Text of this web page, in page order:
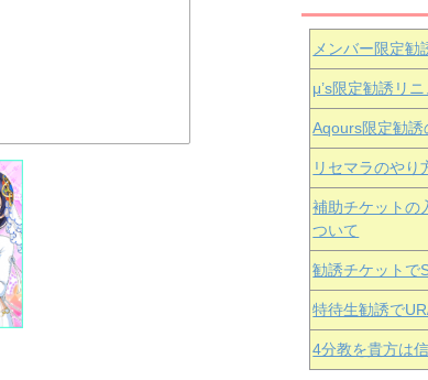
メンバー限定勧
μ’s限定勧誘リ
Aqours限定勧
リセマラのやり
補助チケットの
ついて
勧誘チケットで
特待生勧誘で
4分教を貴方は